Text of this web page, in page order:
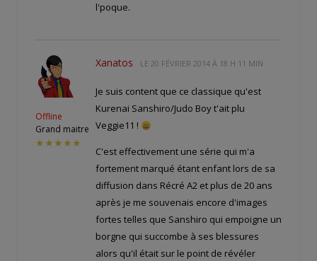
l'poque.
Offline
Grand maitre
★★★★★
Xanatos LE 20 FÉVRIER 2014 À 18 H 11 MIN
Je suis content que ce classique qu'est
Kurenai Sanshiro/Judo Boy t'ait plu
Veggie11 !
C'est effectivement une série qui m'a
fortement marqué étant enfant lors de sa
diffusion dans Récré A2 et plus de 20 ans
après je me souvenais encore d'images
fortes telles que Sanshiro qui empoigne un
borgne qui succombe à ses blessures
alors qu'il était sur le point de révéler